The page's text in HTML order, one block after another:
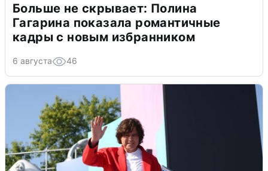
Больше не скрывает: Полина
Гагарина показала романтичные
кадры с новым избранником
6 августа 46